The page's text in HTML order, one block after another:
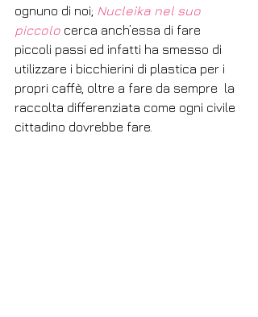
ognuno di noi; Nucleika nel suo
piccolo cerca anch’essa di fare
piccoli passi ed infatti ha smesso di
utilizzare i bicchierini di plastica per i
propri caffè, oltre a fare da sempre  la
raccolta differenziata come ogni civile
cittadino dovrebbe fare.